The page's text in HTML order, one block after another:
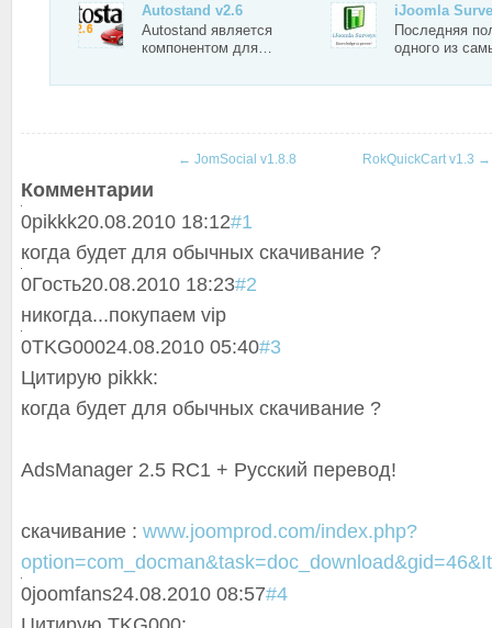
Autostand v2.6
Autostand является
компонентом для…
iJoomla
Последняя
одного из
← JomSocial v1.8.8 RokQuickCart v1.3 →
Комментарии
0pikkk20.08.2010 18:12#1
когда будет для обычных скачивание ?
0Гость20.08.2010 18:23#2
никогда...покупаем vip
0TKG00024.08.2010 05:40#3
Цитирую pikkk:
когда будет для обычных скачивание ?
AdsManager 2.5 RC1 + Русский перевод!
скачивание : www.joomprod.com/index.php?
0joomfans24.08.2010 08:57#4